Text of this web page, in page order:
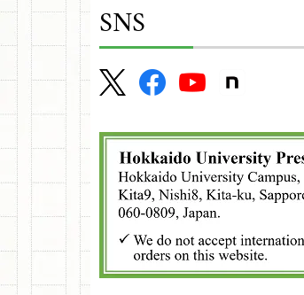
SNS